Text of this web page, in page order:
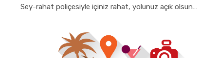
Sey-rahat poliçesiyle içiniz rahat, yolunuz açık olsun…